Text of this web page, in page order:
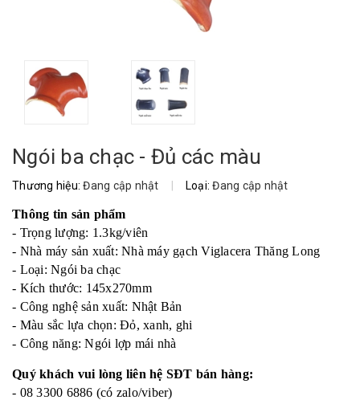
Ngói ba chạc - Đủ các màu
Thương hiệu:Đang cập nhật | Loại:Đang cập nhật
Thông tin sản phẩm
- Trọng lượng: 1.3kg/viên
- Nhà máy sản xuất: Nhà máy gạch Viglacera Thăng Long
- Loại: Ngói ba chạc
- Kích thước: 145x270mm
- Công nghệ sản xuất: Nhật Bản
- Màu sắc lựa chọn: Đỏ, xanh, ghi
- Công năng: Ngói lợp mái nhà
Quý khách vui lòng liên hệ SĐT bán hàng:
- 08 3300 6886 (có zalo/viber)